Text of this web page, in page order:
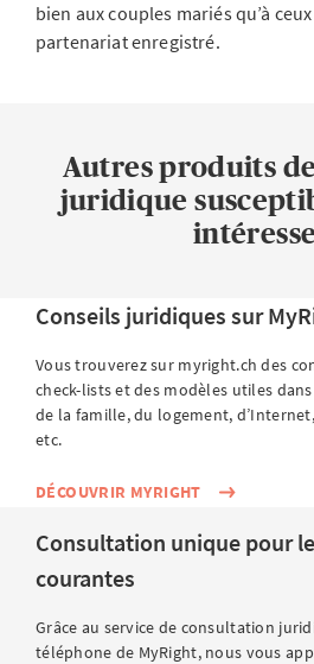
bien aux couples mariés qu’à
partenariat enregistré.
Autres produits
juridique
Conseils juridiques sur
Vous trouverez sur myright.ch des
check-lists et des modèles utiles
de la famille, du logement,
etc.
DÉCOUVRIR MYRIGHT
Consultation unique pour
courantes
Grâce au service de consultation
téléphone de MyRight, nous vous